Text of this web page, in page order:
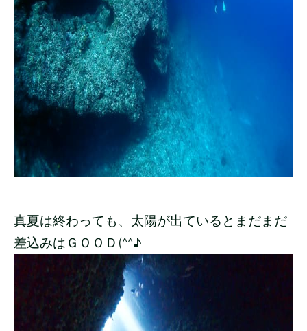
真夏は終わっても、太陽が出ているとまだまだ
差込みはＧＯＯＤ(^^♪